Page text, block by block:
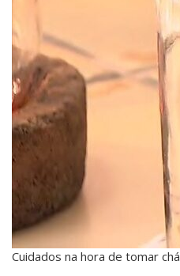
Cuidados na hora de tomar chá